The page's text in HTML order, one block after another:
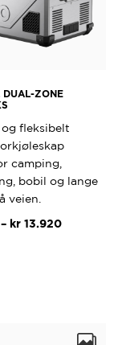
DUAL-ZONE
fleksibelt
camping,
bobil og lange
veien.
– kr 13.920